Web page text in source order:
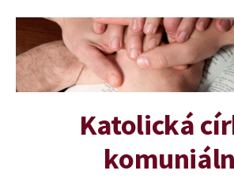
obsahu
webu
Katolická